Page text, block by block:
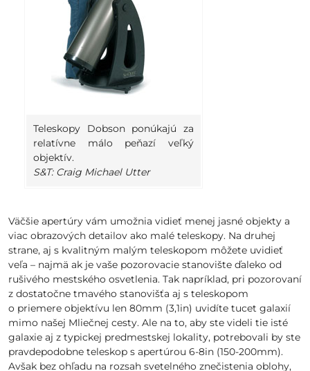
Teleskopy Dobson ponúkajú za
relatívne málo peňazí veľký
objektív.
S&T: Craig Michael Utter
Väčšie apertúry vám umožnia vidieť menej jasné objekty a
viac obrazových detailov ako malé teleskopy. Na druhej
strane, aj s kvalitným malým teleskopom môžete uvidieť
veľa – najmä ak je vaše pozorovacie stanovište ďaleko od
rušivého mestského osvetlenia. Tak napríklad, pri pozorovaní
z dostatočne tmavého stanovišťa aj s teleskopom
o priemere objektívu len 80mm (3,1in) uvidíte tucet galaxií
mimo našej Mliečnej cesty. Ale na to, aby ste videli tie isté
galaxie aj z typickej predmestskej lokality, potrebovali by ste
pravdepodobne teleskop s apertúrou 6-8in (150-200mm).
Avšak bez ohľadu na rozsah svetelného znečistenia oblohy,